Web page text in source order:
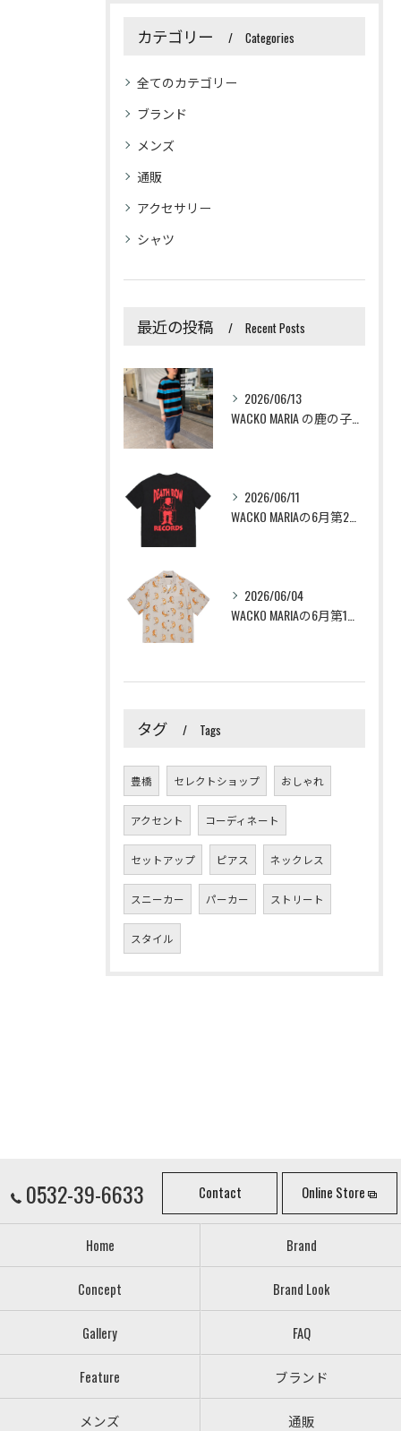
カテゴリー Categories
全てのカテゴリー
ブランド
メンズ
通販
アクセサリー
シャツ
最近の投稿 Recent Posts
2026/06/13
2026/06/11
2026/06/04
タグ Tags
豊橋 セレクトショップ おしゃれ
アクセント コーディネート
セットアップ ピアス ネックレス
スニーカー パーカー ストリート
スタイル
0532-39-6633 Contact Online Store
Home Brand
Concept Brand Look
Gallery FAQ
Feature ブランド
メンズ 通販